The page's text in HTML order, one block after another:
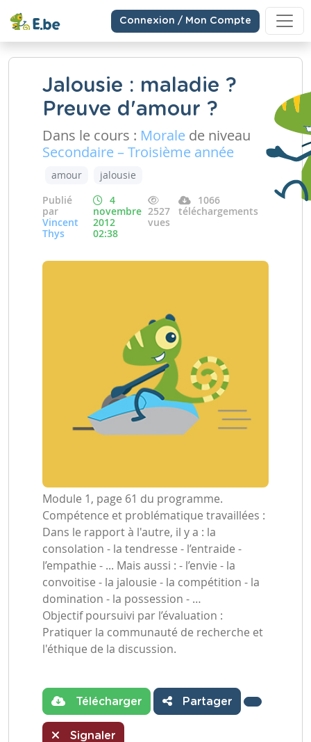
Connexion / Mon Compte
Jalousie : maladie ?
Preuve d'amour ?
Dans le cours : Morale de niveau
Secondaire – Troisième année
amour
jalousie
Publié
par
Vincent
Thys
4
novembre
2012
02:38
2527
vues
1066
téléchargements
Module 1, page 61 du programme.
Compétence et problématique travaillées :
Dans le rapport à l'autre, il y a : la
consolation - la tendresse - l’entraide -
l’empathie - ... Mais aussi : - l’envie - la
convoitise - la jalousie - la compétition - la
domination - la possession - …
Objectif poursuivi par l’évaluation :
Pratiquer la communauté de recherche et
l'éthique de la discussion.
Télécharger Partager
Signaler